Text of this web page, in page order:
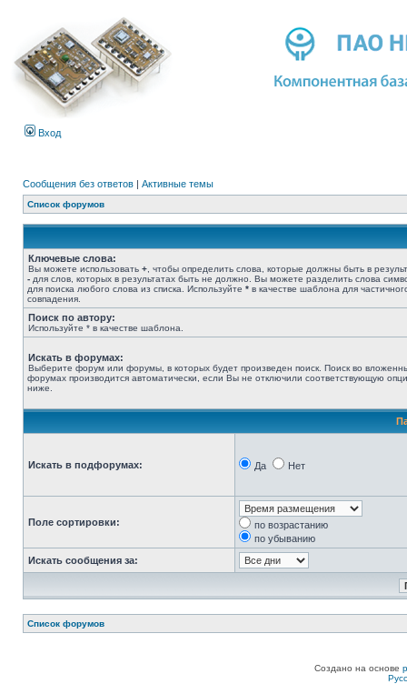
Вход
Сообщения без ответов | Активные темы
Список форумов
Ключевые слова:
Вы можете использовать + , чтобы определить слова, которые должны быть в
- для слов, которых в результатах быть не должно. Вы можете разделить слова
для поиска любого слова из списка. Используйте * в качестве шаблона для
совпадения.
Поиск по автору:
Используйте * в качестве шаблона.
Искать в форумах:
Выберите форум или форумы, в которых будет произведен поиск. Поиск во
форумах производится автоматически, если Вы не отключили соответствующую
ниже.
Искать в подфорумах: Да Нет
Поле сортировки:
по возрастанию
по убыванию
Искать сообщения за:
Список форумов
Создано на основе